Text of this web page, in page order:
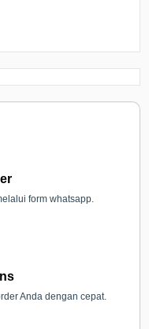
form whatsapp.
Anda dengan cepat.